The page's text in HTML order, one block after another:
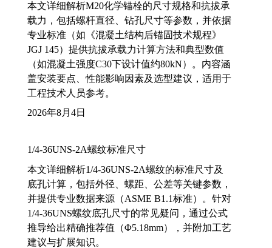
本文详细解析M20化学锚栓的尺寸规格和抗拔承
载力，包括螺杆直径、钻孔尺寸等参数，并依据
专业标准（如《混凝土结构后锚固技术规程》
JGJ 145）提供抗拔承载力计算方法和典型数值
（如混凝土强度C30下设计值约80kN）。内容涵
盖安装要点、性能影响因素及选型建议，适用于
工程技术人员参考。
2026年8月4日
1/4-36UNS-2A螺纹标准尺寸
本文详细解析1/4-36UNS-2A螺纹的标准尺寸及
底孔计算，包括外径、螺距、公差等关键参数，
并提供专业数据来源（ASME B1.1标准）。针对
1/4-36UNS螺纹底孔尺寸的常见疑问，通过公式
推导给出精确推荐值（Φ5.18mm），并附加工艺
建议与扩展知识。